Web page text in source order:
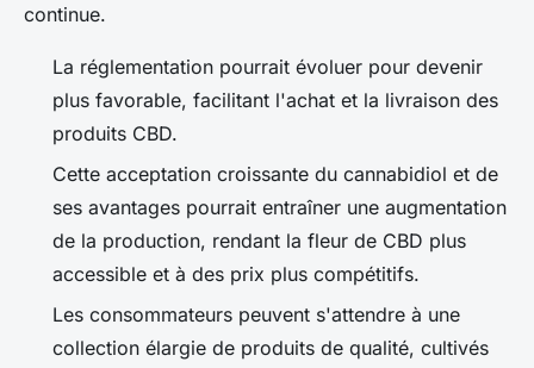
continue.
La réglementation pourrait évoluer pour devenir
plus favorable, facilitant l'achat et la livraison des
produits CBD.
Cette acceptation croissante du cannabidiol et de
ses avantages pourrait entraîner une augmentation
de la production, rendant la fleur de CBD plus
accessible et à des prix plus compétitifs.
Les consommateurs peuvent s'attendre à une
collection élargie de produits de qualité, cultivés